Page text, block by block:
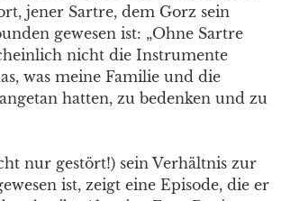
jener Sartre, dem Gorz sein
gewesen ist: „Ohne Sartre
nicht die Instrumente
was meine Familie und die
hatten, zu bedenken und zu
nur gestört!) sein Verhältnis zur
ist, zeigt eine Episode, die er